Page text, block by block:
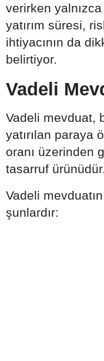
verirken
yatırım süresi,
ihtiyacının da
belirtiyor.
Vadeli
Vadeli mevduat,
yatırılan paraya
oranı üzerinden
tasarruf ürünüdür.
Vadeli
şunlardır: